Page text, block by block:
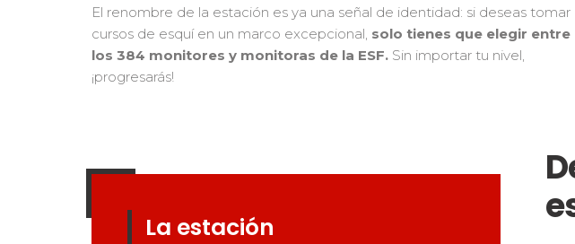
El renombre de la estación es ya una señal de identidad: si deseas tomar
cursos de esquí en un marco excepcional, solo tienes que elegir entre
los 384 monitores y monitoras de la ESF. Sin importar tu nivel,
¡progresarás!
La estación